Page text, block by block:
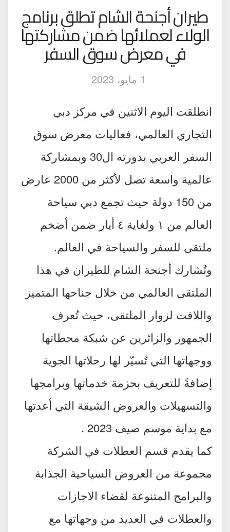
طيران أجنحة الشام تطلق برنامج
الولاء لعملائها ضمن مشاركتها
في معرض سوق السفر
1 مايو، 2023
انطلقت اليوم الاثنين في مركز دبي
التجاري العالمي، فعاليات معرض سوق
السفر العربي بدورته ال30 وبمشاركة
عالمية واسعة تصل لأكثر من 2000 عارض
من 150 دولة حيث تجمع دبي سياحة
العالم من ١ ولغاية ٤ أيار ضمن أضخم
ملتقى للسفر والسياحة في العالم.
وتُشارك أجنحة الشام للطيران في هذا
الملتقى العالمي من خلال جناحها المتميز
واللافت لزوار الملتقى، حيث تُعرف
الجمهور والزائرين عن شبكة محطاتها
ووجهاتها التي تُسيّر لها رحلاتها الجوية
إضافةً للتعريف بحزمة خدماتها وبرامجها
والتسهيلات والعروض الشيقة التي أعدتها
مع بداية موسم صيف 2023 .
كما يقدم قسم العطلات في الشركة
مجموعة من العروض السياحية الجذابة
والبرامج المتنوعة لقضاء الاجازات
والعطلات في العديد من وجهاتها مع